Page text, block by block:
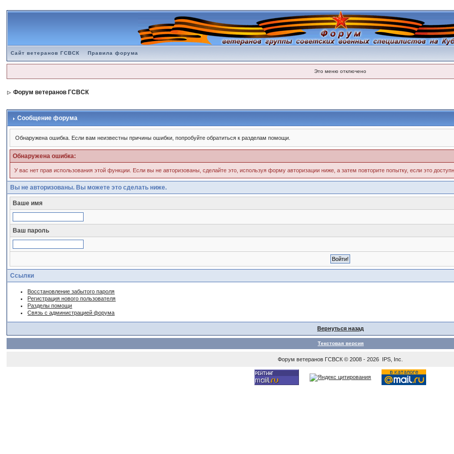
Сайт ветеранов ГСВСК Правила форума
Это меню отключено
Форум ветеранов ГСВСК
Сообщение форума
Обнаружена ошибка. Если вам неизвестны причины ошибки, попробуйте обратиться к разделам помощи.
Обнаружена ошибка:
У вас нет прав использования этой функции. Если вы не авторизованы, сделайте это, используя форму авторизации ниже, а затем повторите попытку, если это
Вы не авторизованы. Вы можете это сделать ниже.
Ваше имя
Ваш пароль
Ссылки
Восстановление забытого пароля
Регистрация нового пользователя
Разделы помощи
Связь с администрацией форума
Вернуться назад
Текстовая версия
Форум ветеранов ГСВСК © 2008 - 2026 IPS, Inc.